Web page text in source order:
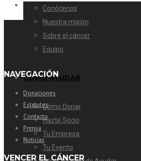
Conócenos
Nuestra misión
Sobre el cáncer
Equipo
CÓMO AYUDAR
Cómo Donar
Hazte Socio
Tu Empresa
Tu Evento
NAVEGACIÓN
Donaciones
Estatutos
Contacto
Prensa
Noticias
VENCER EL CÁNCER